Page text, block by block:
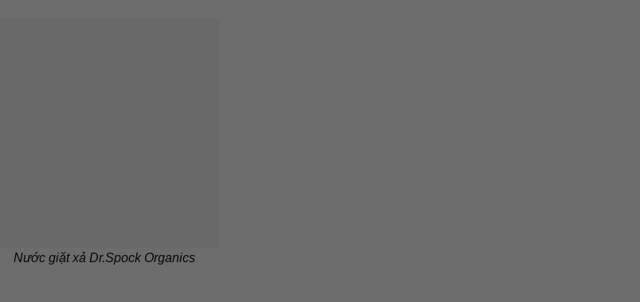
Nước giặt xả Dr.Spock Organics